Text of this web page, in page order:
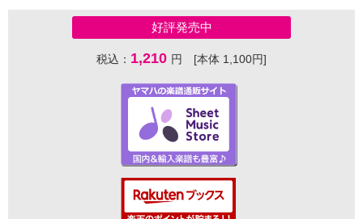
好評発売中
税込： 1,210 円 [本体 1,100円]